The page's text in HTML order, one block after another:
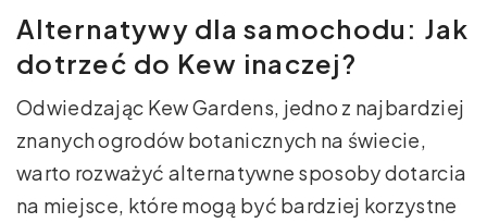
Alternatywy dla samochodu: Jak
dotrzeć do Kew inaczej?
Odwiedzając Kew Gardens, jedno z najbardziej
znanych ogrodów botanicznych na świecie,
warto rozważyć alternatywne sposoby dotarcia
na miejsce, które mogą być bardziej korzystne